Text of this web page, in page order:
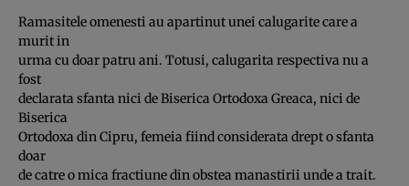
Ramasitele omenesti au apartinut unei calugarite care a
murit in
urma cu doar patru ani. Totusi, calugarita respectiva nu a
fost
declarata sfanta nici de Biserica Ortodoxa Greaca, nici de
Biserica
Ortodoxa din Cipru, femeia fiind considerata drept o sfanta
doar
de catre o mica fractiune din obstea manastirii unde a trait.